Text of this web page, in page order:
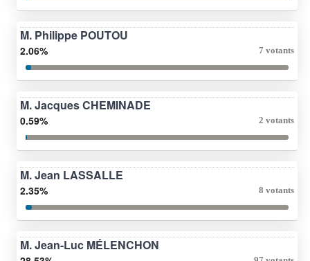
M. Philippe POUTOU
2.06% 7 votants
M. Jacques CHEMINADE
0.59% 2 votants
M. Jean LASSALLE
2.35% 8 votants
M. Jean-Luc MÉLENCHON